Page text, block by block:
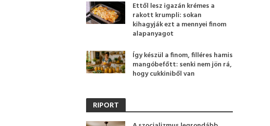
Ettől lesz igazán krémes a
rakott krumpli: sokan
kihagyják ezt a mennyei finom
alapanyagot
Így készül a finom, filléres hamis
mangóbefőtt: senki nem jön rá,
hogy cukkiniből van
RIPORT